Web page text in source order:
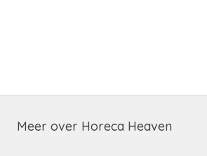
Meer over Horeca Heaven